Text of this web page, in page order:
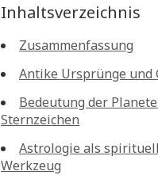
Inhaltsverzeichnis
Zusammenfassung
Antike Ursprünge und
Bedeutung der
Sternzeichen
Astrologie als
Werkzeug